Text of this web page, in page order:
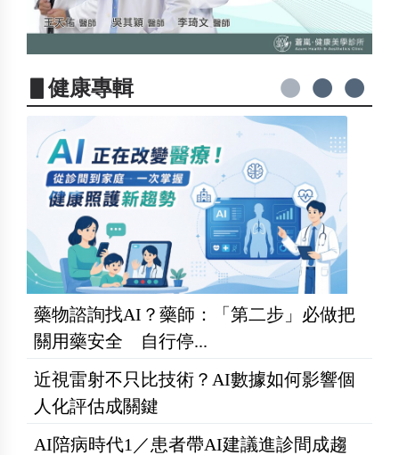
▋健康專輯
藥物諮詢找AI？藥師：「第二步」必做把
關用藥安全 自行停...
近視雷射不只比技術？AI數據如何影響個
人化評估成關鍵
AI陪病時代1／患者帶AI建議進診間成趨